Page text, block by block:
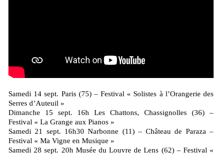
Samedi 14 sept. Paris (75) – Festival « Solistes à l’Orangerie des
Serres d’Auteuil »
Dimanche 15 sept. 16h Les Chattons, Chassignolles (36) –
Festival « La Grange aux Pianos »
Samedi 21 sept. 16h30 Narbonne (11) – Château de Paraza –
Festival « Ma Vigne en Musique »
Samedi 28 sept. 20h Musée du Louvre de Lens (62) – Festival «